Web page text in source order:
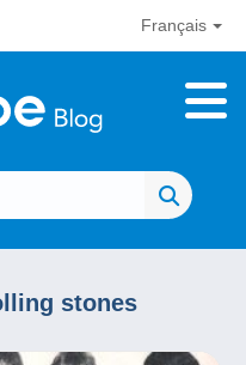
Français
stones